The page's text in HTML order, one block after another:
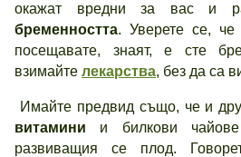
окажат вредни за вас и
бременността. Уверете се, че
посещавате, знаят, е сте
взимайте лекарства, без да са
Имайте предвид също, че и
витамини и билкови
развиващия се плод.